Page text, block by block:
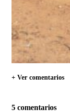
+ Ver comentarios
5 comentarios